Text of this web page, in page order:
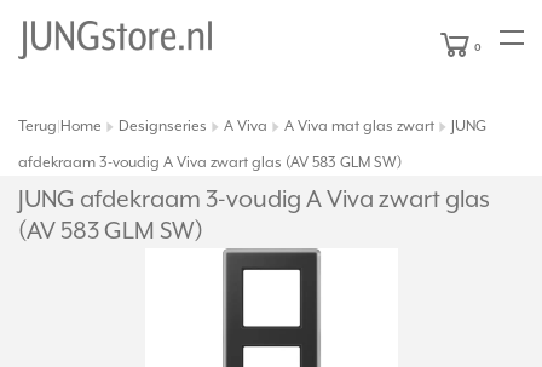
0
Terug Home Designseries A Viva A Viva mat glas zwart
JUNG
afdekraam 3-voudig A Viva zwart glas (AV 583 GLM SW)
JUNG afdekraam 3-voudig A Viva zwart glas
(AV 583 GLM SW)